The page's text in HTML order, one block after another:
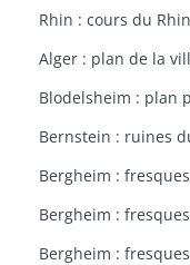
Rhin : cours du
Alger : plan de la
Blodelsheim : plan
Bernstein : ruines
Bergheim :
Bergheim :
Bergheim :